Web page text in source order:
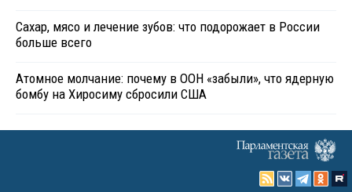
Сахар, мясо и лечение зубов: что подорожает в России
больше всего
Атомное молчание: почему в ООН «забыли», что ядерную
бомбу на Хиросиму сбросили США